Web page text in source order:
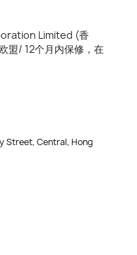
Limited (香
盟/ 12个月内保修，在
Street, Central, Hong